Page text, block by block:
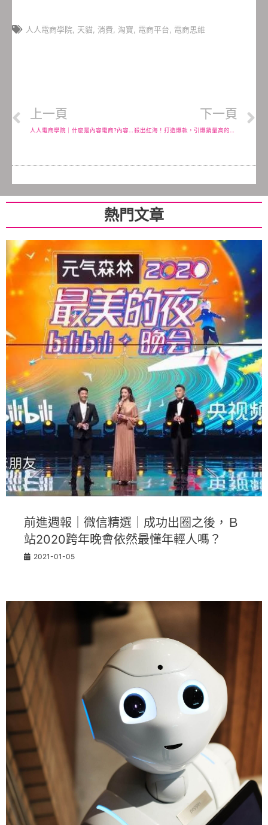
人人電商學院 天貓 消費 淘寶 電商平台 電商思維
上一頁 下一頁
熱門文章
前進週報｜微信精選｜成功出圈之後，Ｂ
站2020跨年晚會依然最懂年輕人嗎？
2021-01-05